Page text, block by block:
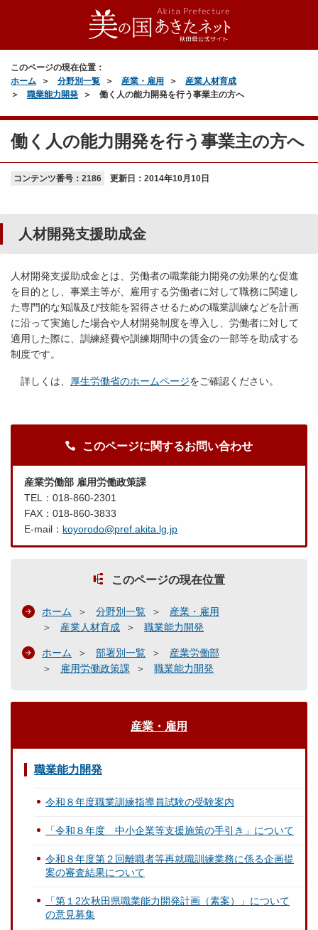
このページの現在位置：
ホーム
分野別一覧 産業・雇用
産業人材育成
職業能力開発
働く人の能力開発を行う事業主の方へ
働く人の能力開発を行う事業主の方へ
コンテンツ番号：2186 更新日： 2014年10月10日
人材開発支援助成金
人材開発支援助成金とは、労働者の職業能力開発の効果的な促進
を目的とし、事業主等が、雇用する労働者に対して職務に関連し
た専門的な知識及び技能を習得させるための職業訓練などを計画
に沿って実施した場合や人材開発制度を導入し、労働者に対して
適用した際に、訓練経費や訓練期間中の賃金の一部等を助成する
制度です。
詳しくは、 厚生労働省のホームページをご確認ください。
このページに関するお問い合わせ
産業労働部 雇用労働政策課
TEL：018-860-2301
FAX：018-860-3833
E-mail： koyorodo@pref.akita.lg.jp
このページの現在位置
ホーム 分野別一覧
産業・雇用
産業人材育成
職業能力開発
ホーム 部署別一覧
産業労働部
雇用労働政策課
職業能力開発
産業・雇用
職業能力開発
令和８年度職業訓練指導員試験の受験案内
「令和８年度 中小企業等支援施策の手引き」について
令和８年度第２回離職者等再就職訓練業務に係る企画提
案の審査結果について
「第１2次秋田県職業能力開発計画（素案）」について
の意見募集